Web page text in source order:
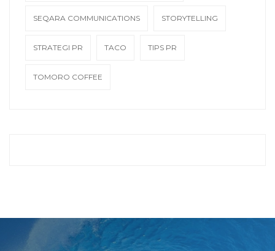
SEQARA COMMUNICATIONS STORYTELLING
STRATEGI PR TACO TIPS PR
TOMORO COFFEE